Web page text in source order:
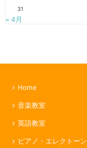
31
« 4月
Home
音楽教室
英語教室
ピアノ・エレクトーン